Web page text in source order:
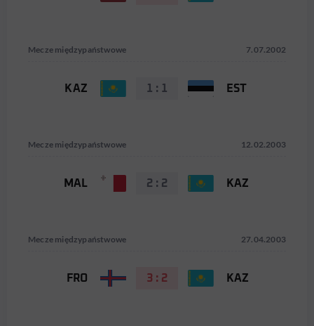
Mecze międzypaństwowe 7.07.2002
KAZ 1 : 1 EST
Mecze międzypaństwowe 12.02.2003
MAL 2 : 2 KAZ
Mecze międzypaństwowe 27.04.2003
FRO 3 : 2 KAZ